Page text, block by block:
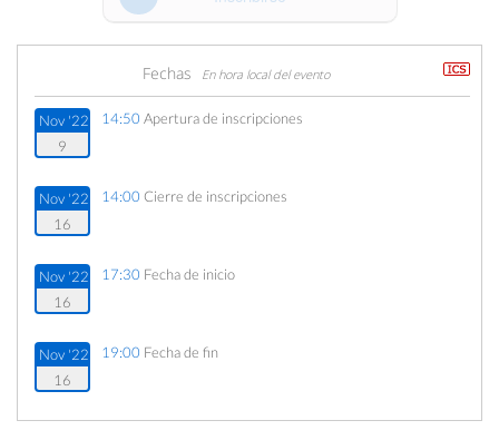
Fechas En hora local del evento
Nov '22
9
14:50 Apertura de inscripciones
Nov '22
16
14:00 Cierre de inscripciones
Nov '22
16
17:30 Fecha de inicio
Nov '22
16
19:00 Fecha de fin